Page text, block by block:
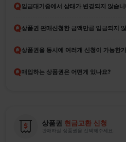
Q입금대기중에서 상태가 변경되지 않습
Q
Q상품권을 동시에 여러개 신청이 가능한
Q매입하는 상품권은 어떤게 있나요?
상품권 현금교환 신청
판매하실 상품권을 선택해주세요.